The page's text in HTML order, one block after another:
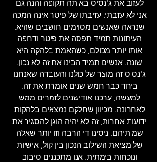
לעזוב את ג'נסיס באותה תקופה והנה גם
אני לא עזבתי. עזיבתו של פיטר אינה המכה
שנראה שאנשים מסוימים חושבים שהיא.
העיתונות תמיד תפסה את פיטר ודחפה
אותו יותר מכולם, כשהאמת בלהקה היא
שונה. אנשים תמיד הבינו את זה לא נכון.
ג'נסיס זה מוצר של כולנו והעובדה שאנחנו
ביחד כבר חמש שנים אומרת את זה.
למעשה, ערכנו אודישנים לזמרים ממש
לאחרונה. מכיוון שחלקם נמצאים בלהקות
ידועות אחרות, זה לא יהיה הוגן להסגיר את
שמותיהם. ניסינו די הרבה וזו יותר שאלה
של מציאת השילוב הנכון בין קול, אישיות
ונוכחות בימתית. אנו מתכננים סיבוב